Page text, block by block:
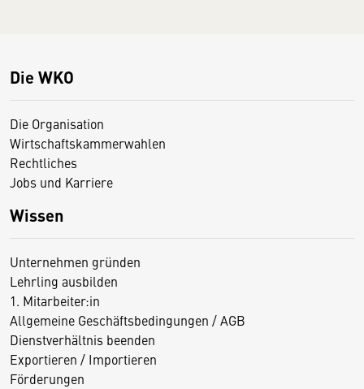
Die WKO
Die Organisation
Wirtschaftskammerwahlen
Rechtliches
Jobs und Karriere
Wissen
Unternehmen gründen
Lehrling ausbilden
1. Mitarbeiter:in
Allgemeine Geschäftsbedingungen / AGB
Dienstverhältnis beenden
Exportieren / Importieren
Förderungen